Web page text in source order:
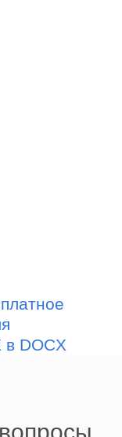
в DOCX